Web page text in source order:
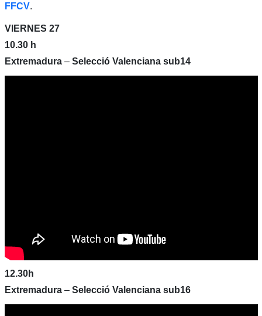
FFCV.
VIERNES 27
10.30 h
Extremadura– Selecció Valenciana sub14
12.30h
Extremadura– Selecció Valenciana sub16